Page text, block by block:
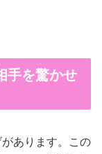
手を驚かせ
あります。この